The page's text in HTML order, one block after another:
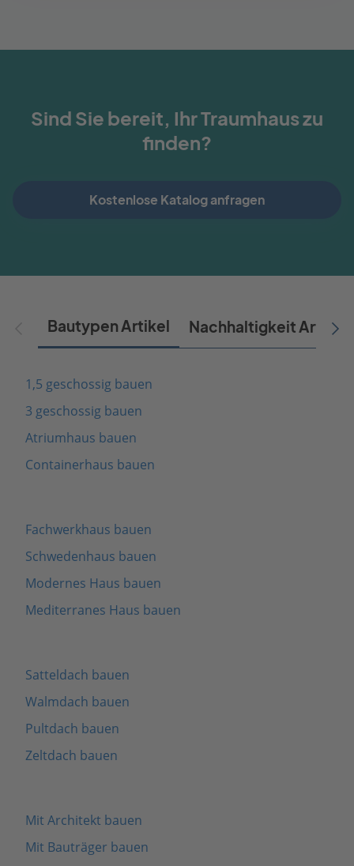
Sind Sie bereit, Ihr Traumhaus zu
finden?
Kostenlose Katalog anfragen
Bautypen Artikel Nachhaltigkeit Artikel
1,5 geschossig bauen
3 geschossig bauen
Atriumhaus bauen
Containerhaus bauen
Fachwerkhaus bauen
Schwedenhaus bauen
Modernes Haus bauen
Mediterranes Haus bauen
Satteldach bauen
Walmdach bauen
Pultdach bauen
Zeltdach bauen
Mit Architekt bauen
Mit Bauträger bauen